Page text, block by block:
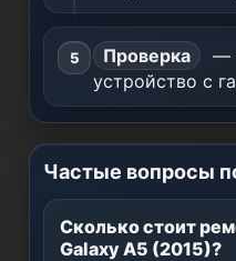
Проверка
—
устройство с
Частые вопросы
Сколько стоит
Galaxy A5 (2015)?